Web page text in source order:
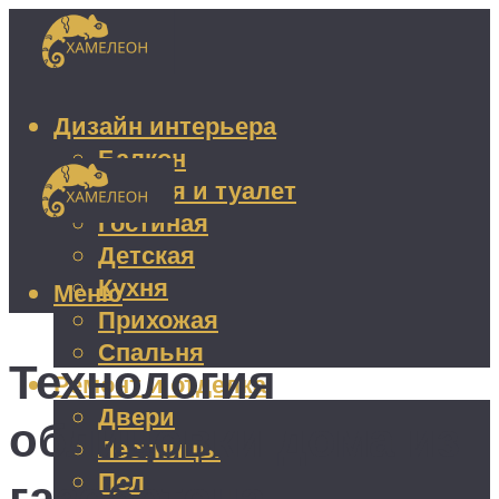
Дизайн интерьера
Балкон
Ванная и туалет
Гостиная
Детская
Кухня
Прихожая
Спальня
Ремонт и отделка
Двери
Лестницы
Пол
Меню
Технология
облицовки дома из